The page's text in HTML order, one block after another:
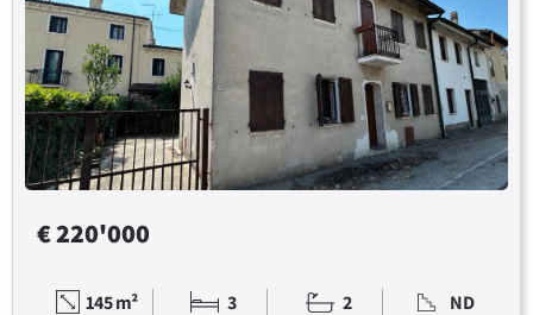
€ 220'000
145 m² 3 2 ND